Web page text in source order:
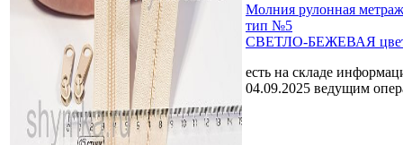
Молния рулонная
тип №5
СВЕТЛО-БЕЖЕВАЯ
есть на складе
04.09.2025 ведущим